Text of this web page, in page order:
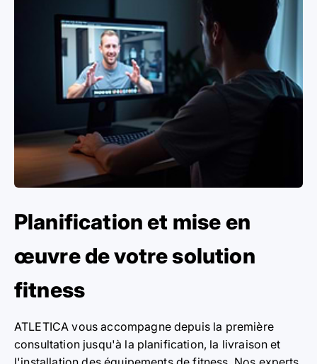
Planification et mise en
œuvre de votre solution
fitness
ATLETICA vous accompagne depuis la première
consultation jusqu'à la planification, la livraison et